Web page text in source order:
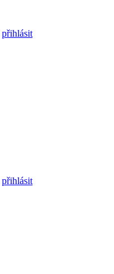
přihlásit
přihlásit